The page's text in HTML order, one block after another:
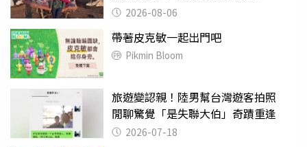
2026-08-06
帶著皮克敏一起出門吧
Pikmin Bloom
旅遊變認親！陸男幫台灣遊客拍照
閒聊驚覺「是失聯大伯」奇蹟重逢
2026-07-18